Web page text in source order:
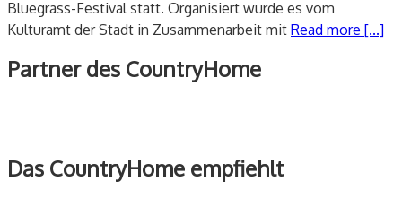
Bluegrass-Festival statt. Organisiert wurde es vom
Kulturamt der Stadt in Zusammenarbeit mit Read more [...]
Partner des CountryHome
Das CountryHome empfiehlt